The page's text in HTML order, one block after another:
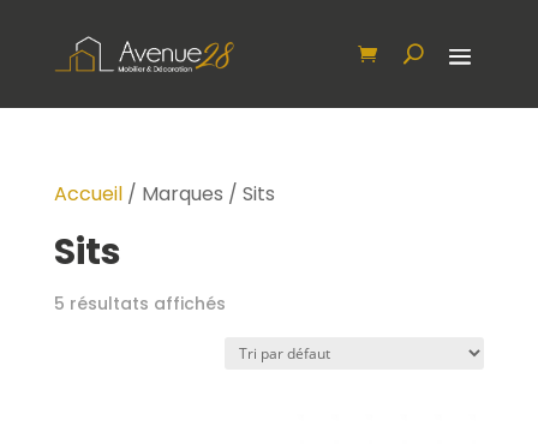
Accueil/ Marques / Sits
Sits
5 résultats affichés